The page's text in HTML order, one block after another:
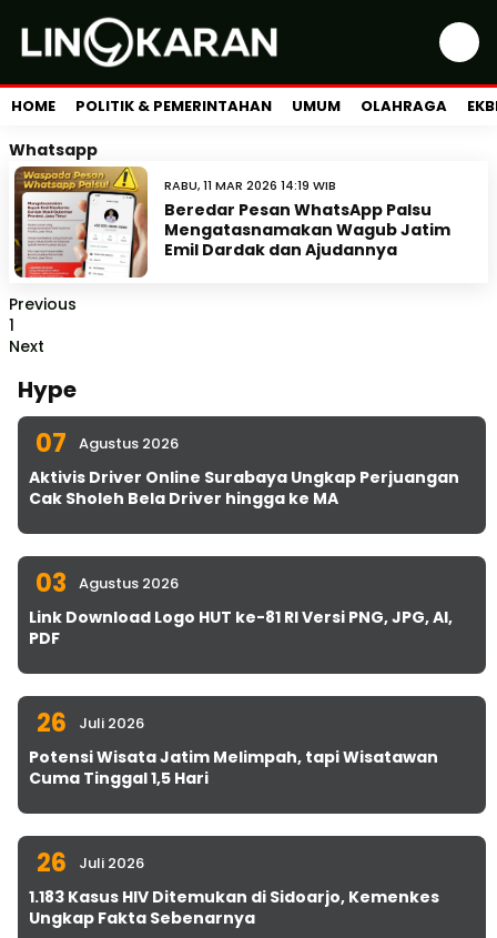
HOME POLITIK & PEMERINTAHAN UMUM OLAHRAGA
Whatsapp
RABU, 11 MAR 2026 14:19 WIB
Beredar Pesan WhatsApp Palsu
Mengatasnamakan Wagub Jatim
Emil Dardak dan Ajudannya
Previous
1
Next
Hype
07 Agustus 2026
Aktivis Driver Online Surabaya Ungkap Perjuangan
Cak Sholeh Bela Driver hingga ke MA
03 Agustus 2026
Link Download Logo HUT ke-81 RI Versi PNG, JPG, AI,
PDF
26 Juli 2026
Potensi Wisata Jatim Melimpah, tapi Wisatawan
Cuma Tinggal 1,5 Hari
26 Juli 2026
1.183 Kasus HIV Ditemukan di Sidoarjo, Kemenkes
Ungkap Fakta Sebenarnya